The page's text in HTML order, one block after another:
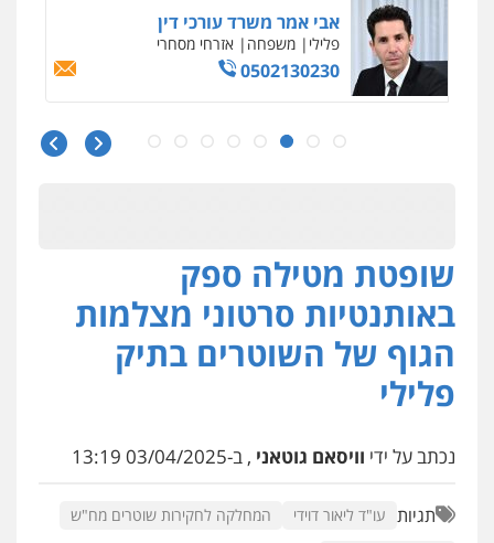
עו"ד אריה פטר
לשעבר סגן מנהל המחלקה הפלילית
בפרקליטות המדינה
0506217994
משרד עורכי דין פארס פלאח
עו"ד עידית שינו-אמיתי
פלילי עורכי דין לענייני אסירים
חמורה מעצרים וחקירות
0507587013
0505719060
עו"ד נס בן נתן
שופטת מטילה ספק
באותנטיות סרטוני מצלמות
הגוף של השוטרים בתיק
פלילי
נכתב על ידי וויסאם גוטאני , ב-03/04/2025 13:19
תגיות עו"ד ליאור דוידי
המחלקה לחקירות שוטרים מח"ש